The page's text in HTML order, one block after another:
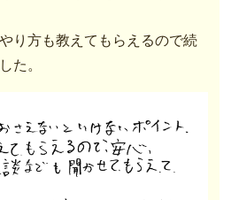
り方も教えてもらえるので続
た。